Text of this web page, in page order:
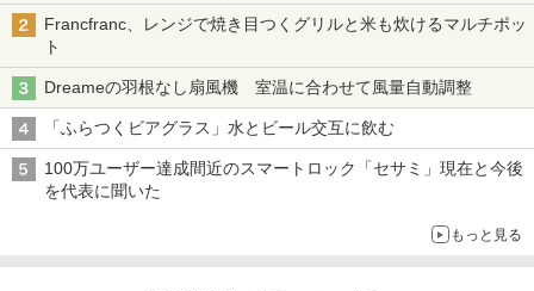
Francfranc、レンジで焼き目つくグリルと米も炊けるマルチポッ
ト
Dreameの羽根なし扇風機 室温に合わせて風量自動調整
「ふらつくビアグラス」水とビール交互に飲む
100万ユーザー達成間近のスマートロック「セサミ」現在と今後
を代表に聞いた
もっと見る